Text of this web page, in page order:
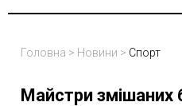
Головна > Новини > Спорт
Майстри змішаних